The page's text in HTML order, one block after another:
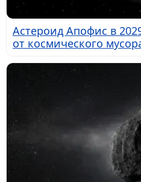
Астероид Апофис в
от космического